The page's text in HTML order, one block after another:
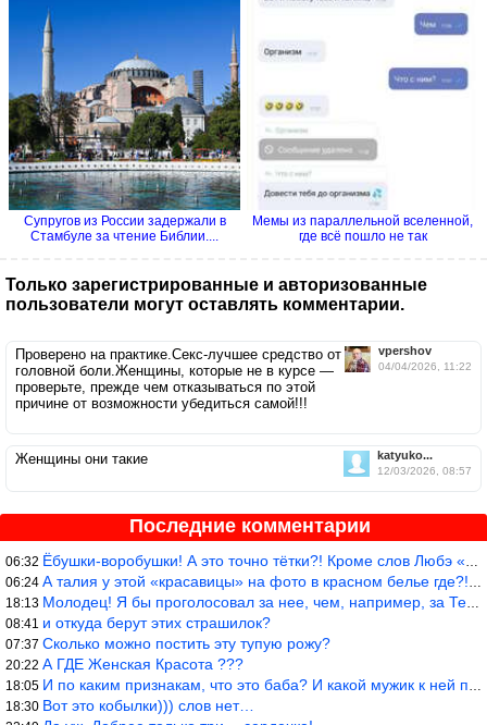
Супругов из России задержали в
Стамбуле за чтение Библии....
Мемы из параллельной вселенной,
где всё пошло не так
Только зарегистрированные и авторизованные
пользователи могут оставлять комментарии.
vpershov
04/04/2026, 11:22
Проверено на практике.Секс-лучшее средство от
головной боли.Женщины, которые не в курсе —
проверьте, прежде чем отказываться по этой
причине от возможности убедиться самой!!!
katyuko...
12/03/2026, 08:57
Женщины они такие
Последние комментарии
06:32 Ёбушки-воробушки! А это точно тётки?! Кроме слов Любэ «ты агрега
06:24 А талия у этой «красавицы» на фото в красном белье где?!)))
18:13 Молодец! Я бы проголосовал за нее, чем, например, за Терешкову!
08:41 и откуда берут этих страшилок?
07:37 Сколько можно постить эту тупую рожу?
20:22 А ГДЕ Женская Красота ???
18:05 И по каким признакам, что это баба? И какой мужик к ней приблизи
18:30 Вот это кобылки))) слов нет…